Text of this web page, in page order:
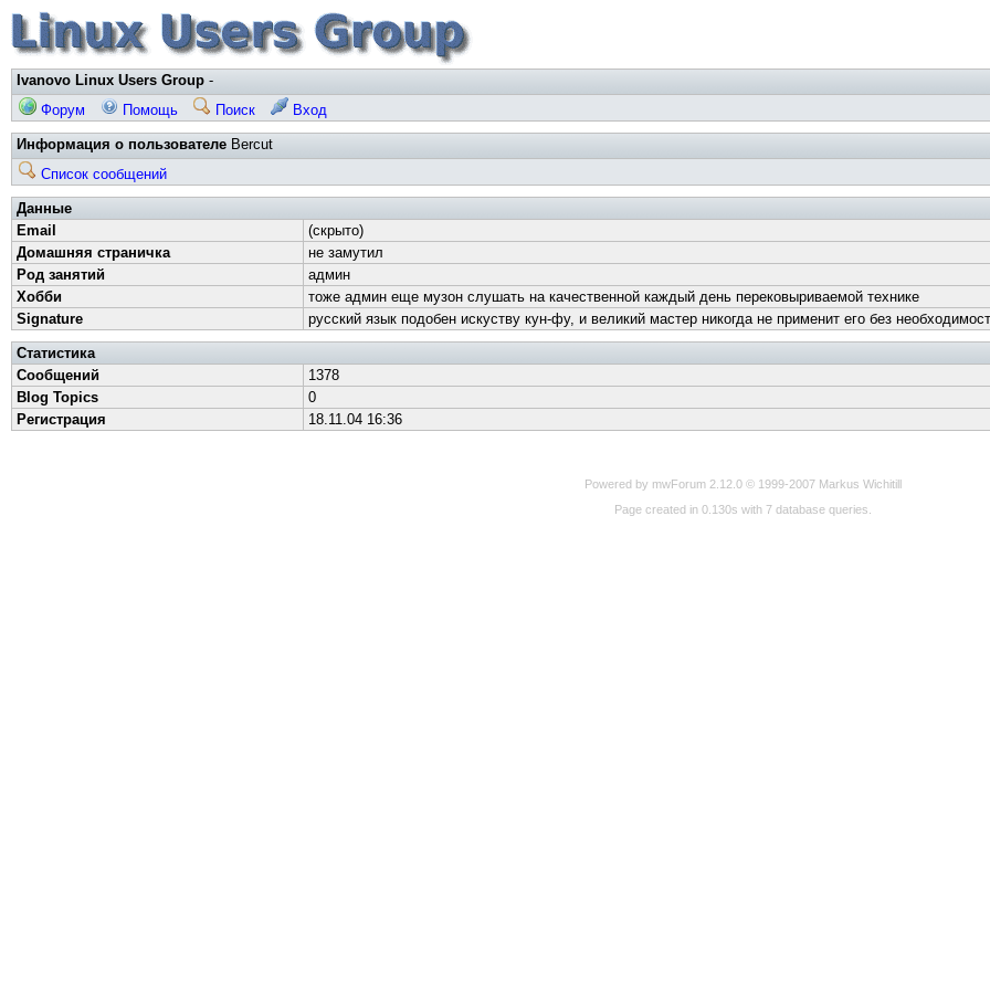
Ivanovo Linux Users Group -
Форум
Помощь Поиск Вход
Информация о пользователе Bercut
Список сообщений
Данные
Email
(скрыто)
Домашняя страничка
не замутил
Род занятий
админ
Хобби
тоже админ еще музон слушать на качественной каждый день перековыриваемой технике
Signature
русский язык подобен искуству кун-фу, и великий мастер никогда не применит его без
Статистика
Сообщений
1378
Blog Topics
0
Регистрация
18.11.04 16:36
Powered by mwForum 2.12.0 © 1999-2007 Markus Wichitill
Page created in 0.130s with 7 database queries.